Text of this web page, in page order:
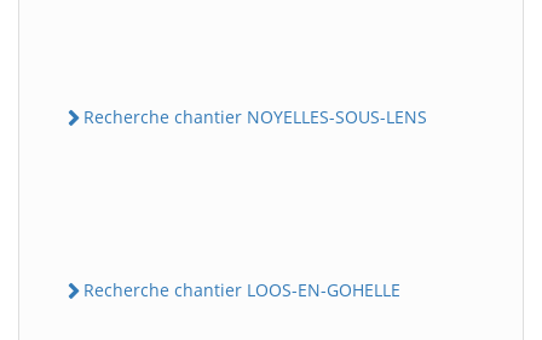
Recherche chantier NOYELLES-SOUS-LENS
Recherche chantier LOOS-EN-GOHELLE